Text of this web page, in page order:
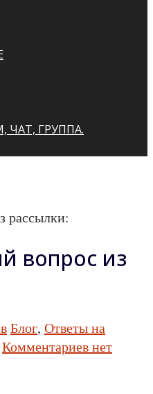
ГРУППА.
рассылки:
Блог, Ответы на
Комментариев нет